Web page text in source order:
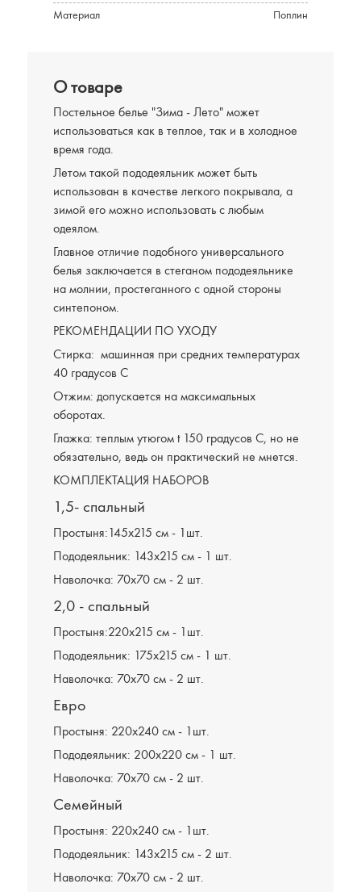
О товаре
Постельное белье "Зима - Лето" может
использоваться как в теплое, так и в холодное
время года.
Летом такой пододеяльник может быть
использован в качестве легкого покрывала, а
зимой его можно использовать с любым
одеялом.
Главное отличие подобного универсального
белья заключается в стеганом пододеяльнике
на молнии, простеганного с одной стороны
синтепоном.
РЕКОМЕНДАЦИИ ПО УХОДУ
Стирка: машинная при средних температурах
40 градусов C
Отжим: допускается на максимальных
оборотах.
Глажка: теплым утюгом t 150 градусов С, но не
обязательно, ведь он практический не мнется.
КОМПЛЕКТАЦИЯ НАБОРОВ
1,5- спальный
Простыня:145х215 см - 1шт.
Пододеяльник: 143х215 см - 1 шт.
Наволочка: 70х70 см - 2 шт.
2,0 - спальный
Простыня:220х215 см - 1шт.
Пододеяльник: 175х215 см - 1 шт.
Наволочка: 70х70 см - 2 шт.
Евро
Простыня: 220х240 см - 1шт.
Пододеяльник: 200х220 см - 1 шт.
Наволочка: 70х70 см - 2 шт.
Семейный
Простыня: 220х240 см - 1шт.
Пододеяльник: 143х215 см - 2 шт.
Наволочка: 70х70 см - 2 шт.
Материал
Поплин